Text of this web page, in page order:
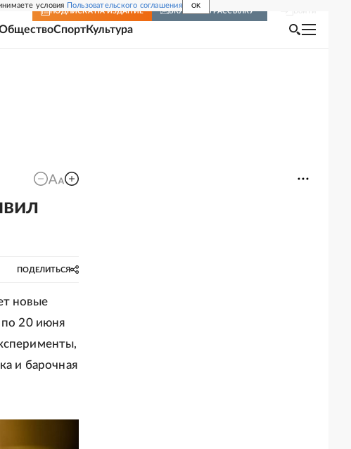
условия Пользовательского соглашения OK
ПОДПИСКА НА ИЗДАНИЕ ВКЛЮЧИТЬ РАССЫЛКУ
СпортКультура
ПОДЕЛИТЬСЯ
новые
по 20 июня
и барочная